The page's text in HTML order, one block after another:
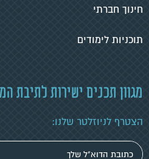
חינוך חברתי
תוכניות לימודים
מגוון תכנים ישירות לתיבת
הצטרף לניוזלטר שלנו:
הכניסי